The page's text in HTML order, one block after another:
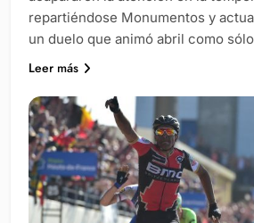
repartiéndose Monumentos y
un duelo que animó abril como
Leer más